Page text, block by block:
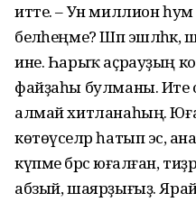
итте. – Ун миллион
беләһеңме? Шәп
ине. Һарыҡ аҫрауҙың
файҙаһы булманы. Ите
алмай хитланаһың.
көтөүселәр һатып эсә,
күпме бәрәс юғалған,
абзый, шаярҙығыҙ.